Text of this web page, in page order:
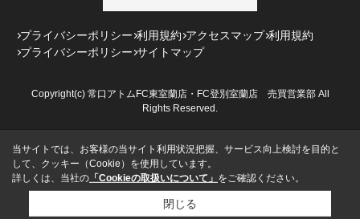
プライバシーポリシー 利用規約 アクセスマップ 利用規約
プライバシーポリシー サイトマップ
Copyright(c) 常口アトムFC東室蘭店・FC登別室蘭店 売買営業部 All
Rights Reserved.
当サイトでは、お客様の当サイト利用状況把握、サービス向上検討を目的と
して、クッキー（Cookie）を使用しています。
詳しくは、当社の 「Cookieの取扱いについて」 をご確認ください。
閉じる